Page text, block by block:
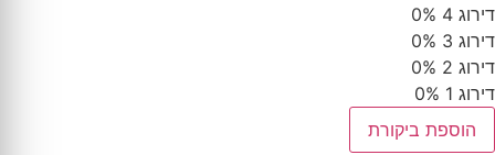
דירוג 4
0%
דירוג 3
0%
דירוג 2
0%
דירוג 1
0%
הוספת ביקורת